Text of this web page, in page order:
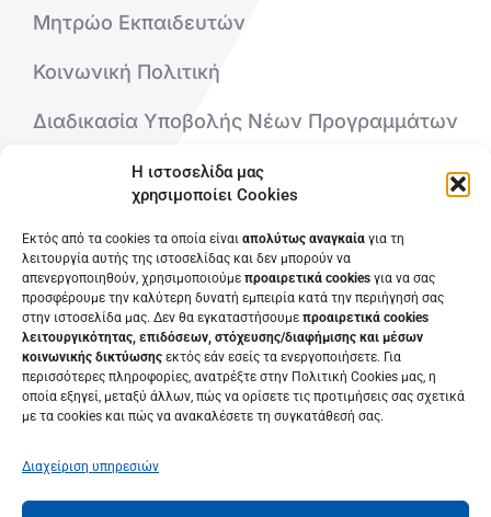
Η ιστοσελίδα μας
χρησιμοποίει Cookies
Εκτός από τα cookies τα οποία είναι απολύτως αναγκαία για τη
λειτουργία αυτής της ιστοσελίδας και δεν μπορούν να
απενεργοποιηθούν, χρησιμοποιούμε προαιρετικά cookies για να σας
προσφέρουμε την καλύτερη δυνατή εμπειρία κατά την περιήγησή σας
στην ιστοσελίδα μας. Δεν θα εγκαταστήσουμε προαιρετικά cookies
λειτουργικότητας, επιδόσεων, στόχευσης/διαφήμισης και μέσων
κοινωνικής δικτύωσης εκτός εάν εσείς τα ενεργοποιήσετε. Για
περισσότερες πληροφορίες, ανατρέξτε στην Πολιτική Cookies μας, η
οποία εξηγεί, μεταξύ άλλων, πώς να ορίσετε τις προτιμήσεις σας σχετικά
με τα cookies και πώς να ανακαλέσετε τη συγκατάθεσή σας.
Διαχείριση υπηρεσιών
Μητρώο Εκπαιδευτών
Κοινωνική Πολιτική
Διαδικασία Υποβολής Νέων Προγραμμάτων
Ποιοι είμαστε
Επικοινωνήστε μαζί μας
Συχνές Ερωτήσεις